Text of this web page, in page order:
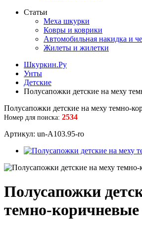
Статьи
Меха шкурки
Ковры и коврики
Автомобильная накидка и
Жилеты и жилетки
Шкуркин.Ру
Унты
Детские
Полусапожки детские на меху
Полусапожки детские на меху темно-
Номер для поиска: 2534
Артикул: un-А103.95-ro
Полусапожки
темно-коричневые